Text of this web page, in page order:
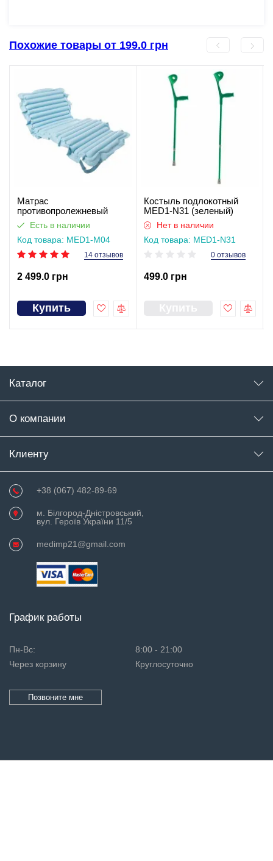
Похожие товары от 199.0 грн
Матрас
противопролежневый
секционный M04
Есть в наличии
Код товара: MED1-M04
14 отзывов
2 499.0 грн
Купить
Костыль подлокотный
MED1-N31 (зеленый)
Нет в наличии
Код товара: MED1-N31
0 отзывов
499.0 грн
Каталог
О компании
Клиенту
+38 (067) 482-89-69
м. Білгород-Дністровський,
вул. Героїв України 11/5
medimp21@gmail.com
График работы
Пн-Вс:
8:00 - 21:00
Через корзину
Круглосуточно
Позвоните мне